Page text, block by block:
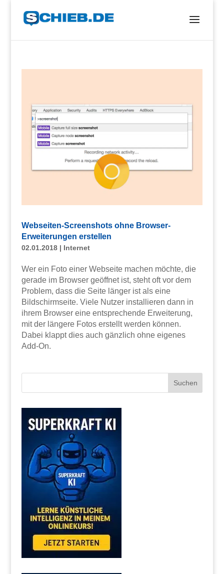
Webseiten-Screenshots ohne Browser-
Erweiterungen erstellen
02.01.2018| Internet
Wer ein Foto einer Webseite machen möchte, die
gerade im Browser geöffnet ist, steht oft vor dem
Problem, dass die Seite länger ist als eine
Bildschirmseite. Viele Nutzer installieren dann in
ihrem Browser eine entsprechende Erweiterung,
mit der längere Fotos erstellt werden können.
Dabei klappt dies auch gänzlich ohne eigenes
Add-On.